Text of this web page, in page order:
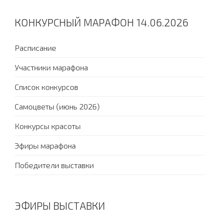
КОНКУРСНЫЙ МАРАФОН 14.06.2026
Расписание
Участники марафона
Список конкурсов
Самоцветы (июнь 2026)
Конкурсы красоты
Эфиры марафона
Победители выставки
ЭФИРЫ ВЫСТАВКИ